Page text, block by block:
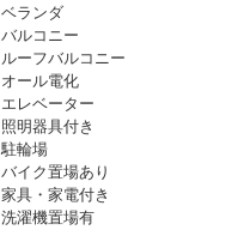
ベランダ
バルコニー
ルーフバルコニー
オール電化
エレベーター
照明器具付き
駐輪場
バイク置場あり
家具・家電付き
洗濯機置場有